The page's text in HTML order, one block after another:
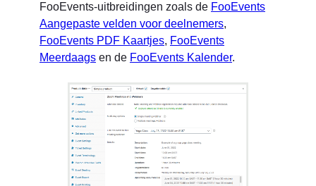
FooEvents-uitbreidingen zoals de FooEvents
Aangepaste velden voor deelnemers,
FooEvents PDF Kaartjes, FooEvents
Meerdaags en de FooEvents Kalender.